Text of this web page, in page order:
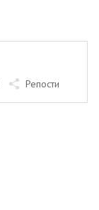
Репости